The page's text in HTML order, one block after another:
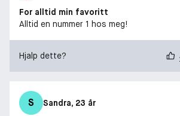
For alltid min favoritt
Alltid en nummer 1 hos meg!
Hjalp dette?
S Sandra, 23 år